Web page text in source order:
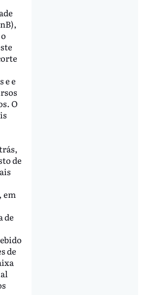
e e
O
de
em
de
de